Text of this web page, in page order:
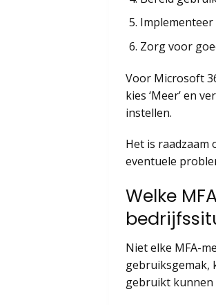
Zorg voor
Voor Microsoft
kies ‘Meer’ en
instellen.
Het is raadzaam
eventuele
Welke
Niet elke MFA-
gebruiksgemak,
gebruikt kunnen